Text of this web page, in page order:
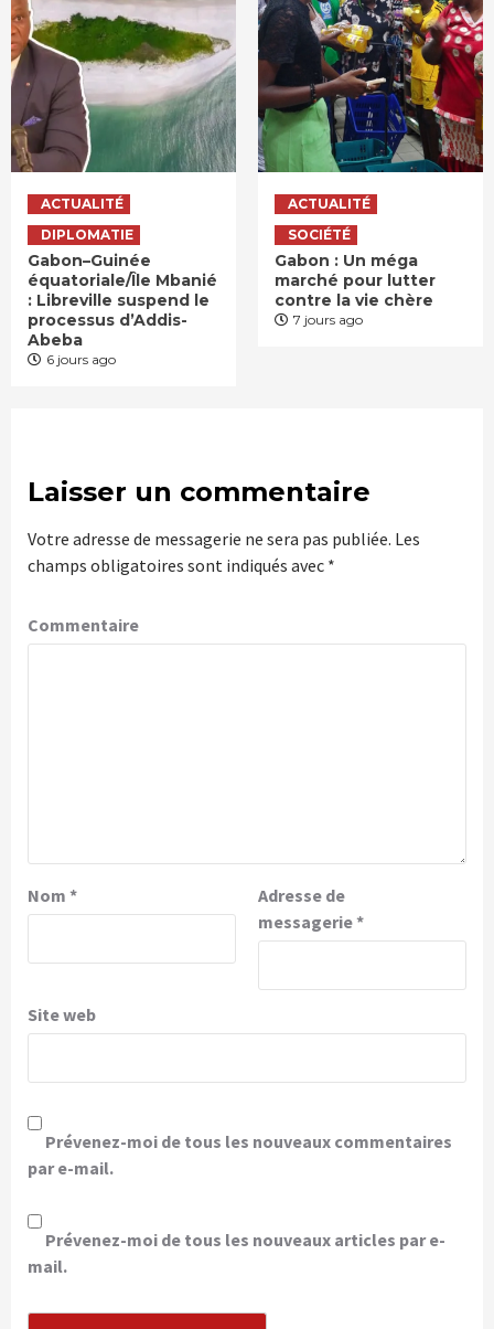
ACTUALITÉ
DIPLOMATIE
Gabon–Guinée
équatoriale/Île Mbanié
: Libreville suspend le
processus d’Addis-
Abeba
6 jours ago
ACTUALITÉ
SOCIÉTÉ
Gabon : Un méga
marché pour lutter
contre la vie chère
7 jours ago
Laisser un commentaire
Votre adresse de messagerie ne sera pas publiée. Les
champs obligatoires sont indiqués avec *
Commentaire
Nom *
Adresse de
messagerie*
Site web
Prévenez-moi de tous les nouveaux commentaires
par e-mail.
Prévenez-moi de tous les nouveaux articles par e-
mail.